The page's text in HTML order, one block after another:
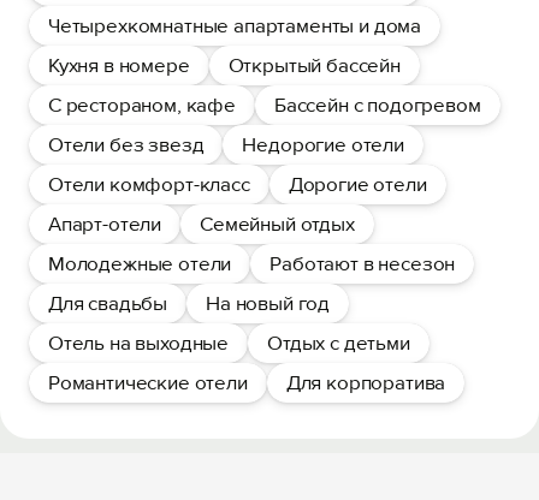
Четырехкомнатные апартаменты и дома
Кухня в номере
Открытый бассейн
С рестораном, кафе
Бассейн с подогревом
Отели без звезд
Недорогие отели
Отели комфорт-класс
Дорогие отели
Апарт-отели
Семейный отдых
Молодежные отели
Работают в несезон
Для свадьбы
На новый год
Отель на выходные
Отдых с детьми
Романтические отели
Для корпоратива